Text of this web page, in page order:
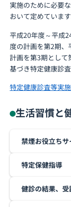
実施のために必要
おいて定めています
平成20年度～平成
度の計画を第2期、
計画を第3期として
基づき特定健康診
特定健康診査等実
生活習慣と
禁煙お役立ちサ
特定保健指導
健診の結果、